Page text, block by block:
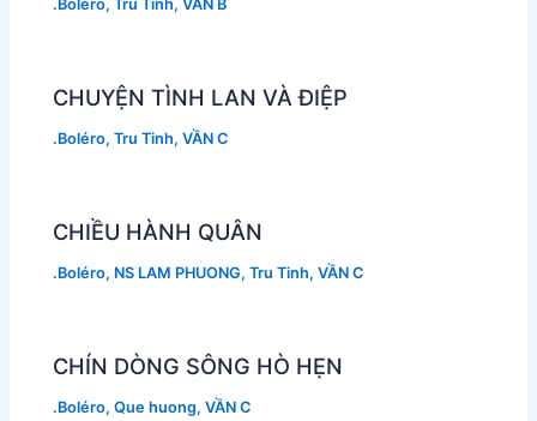
.Boléro, Tru Tinh, VẦN B
CHUYỆN TÌNH LAN VÀ ĐIỆP
.Boléro,Tru Tinh,VẦN C
CHIỀU HÀNH QUÂN
.Boléro, NS LAM PHUONG,Tru Tinh,VẦN C
CHÍN DÒNG SÔNG HÒ HẸN
.Boléro,Que huong,VẦN C